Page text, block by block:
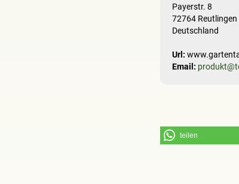
Payerstr. 8
72764 Reutlingen
Deutschland
Url:
Email:
teilen